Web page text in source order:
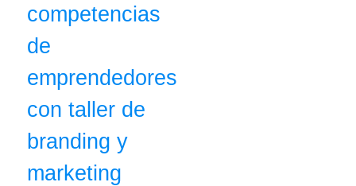
competencias
de
emprendedores
con taller de
branding y
marketing